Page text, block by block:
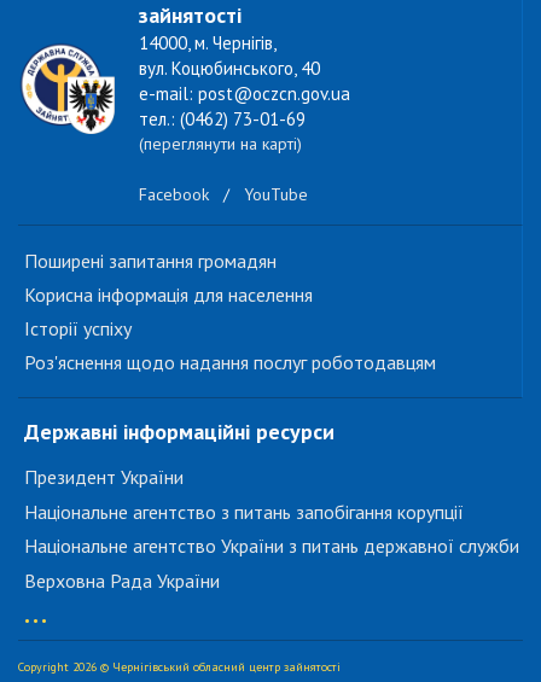
зайнятості
14000, м. Чернігів,
вул. Коцюбинського, 40
e-mail: post@oczcn.gov.ua
тел.: (0462) 73-01-69
(переглянути на карті)
Facebook / YouTube
Поширені запитання громадян
Корисна інформація для населення
Історії успіху
Роз'яснення щодо надання послуг роботодавцям
Державні інформаційні ресурси
Президент України
Національне агентство з питань запобігання корупції
Національне агентство України з питань державної служби
Верховна Рада України
...
Copyright 2026 © Чернігівський обласний центр зайнятості